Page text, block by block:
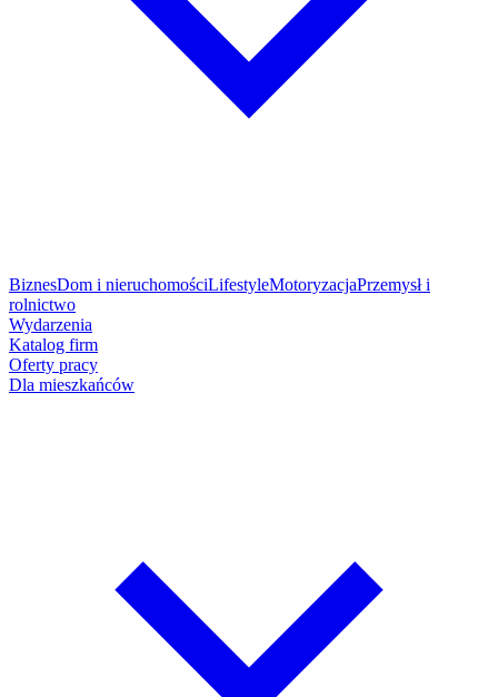
BiznesDom i nieruchomościLifestyleMotoryzacjaPrzemysł i
rolnictwo
Wydarzenia
Katalog firm
Oferty pracy
Dla mieszkańców